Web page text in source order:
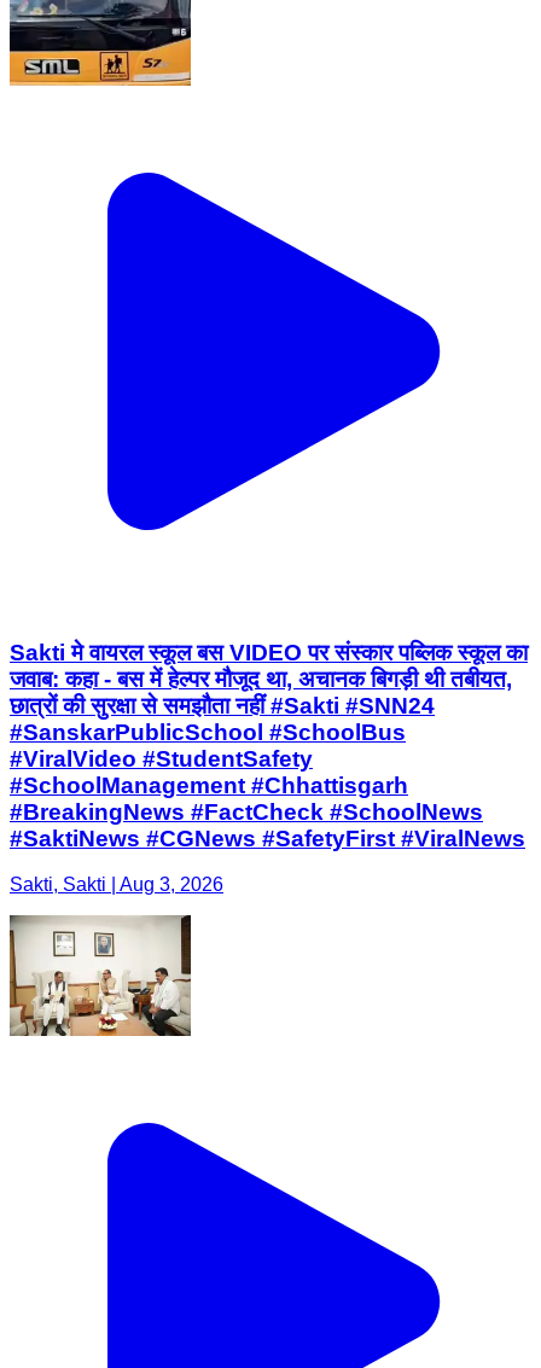
Sakti मे वायरल स्कूल बस VIDEO पर संस्कार पब्लिक स्कूल का
जवाब: कहा - बस में हेल्पर मौजूद था, अचानक बिगड़ी थी तबीयत,
छात्रों की सुरक्षा से समझौता नहीं #Sakti #SNN24
#SanskarPublicSchool #SchoolBus
#ViralVideo #StudentSafety
#SchoolManagement #Chhattisgarh
#BreakingNews #FactCheck #SchoolNews
#SaktiNews #CGNews #SafetyFirst #ViralNews
Sakti, Sakti | Aug 3, 2026